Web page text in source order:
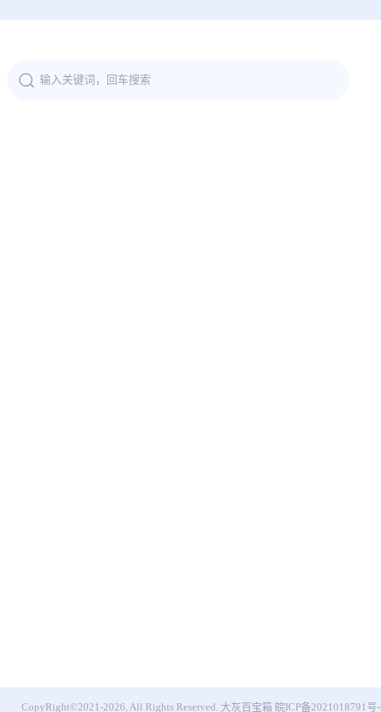
CopyRight©2021-2026, All Rights Reserved. 大灰百宝箱 皖ICP备2021018791号